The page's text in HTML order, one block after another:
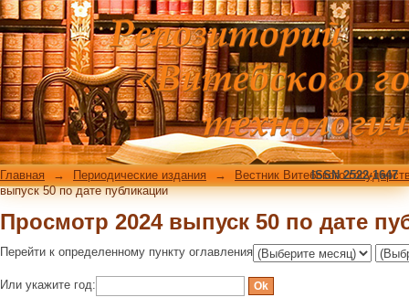
Просмотр 2024 выпуск 50 по дате
Главная → Периодические издания →
Вестник Витебского
выпуск 50 по дате публикации
ISSN 2522-1647
Просмотр 2024 выпуск 50 по дате
Перейти к определенному пункту оглавления
Или укажите год: